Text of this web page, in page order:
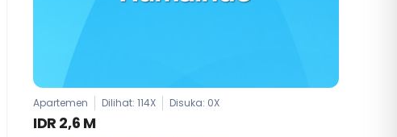
Apartemen Dilihat: 114X Disuka: 0X
IDR 2,6 M